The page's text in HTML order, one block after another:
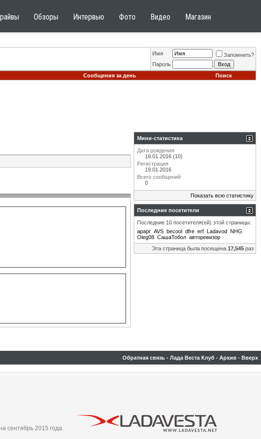
Обзоры Интервью Фото Видео Магазин
Имя
Запомнить?
Пароль
Сообщения за день Поиск
Мини-статистика
Дата рождения
19.01.2016 (10)
Регистрация
19.01.2016
Всего сообщений
0
Показать всю статистику
Последние посетители
Последние 10 посетителя(ей) этой страницы:
apapr AVS becool dfre erf Ladavod NHG
Oleg08 СашаТобол авторевизор
Эта страница была посещена 17,545 раз
Обратная связь - Лада Веста Клуб - Архив - Вверх
сентябрь 2015 года.